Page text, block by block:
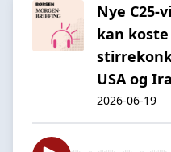
Nye C25-
kan
USA og
2026-06-19